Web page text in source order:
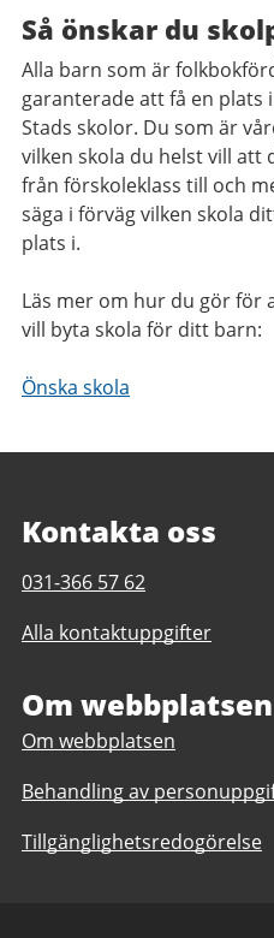
Så önskar du
Alla barn som är
garanterade att få en plats
Stads skolor. Du som är
vilken skola du helst vill att
från förskoleklass till och
säga i förväg vilken skola
plats i.
Läs mer om hur du gör för
vill byta skola för ditt barn:
Önska skola
Kontakta oss
Telefonnummer
Asperöskolan
3
031-366 57 62
Alla kontaktuppgifter
Om webbplatsen
Om webbplatsen
Behandling av
Tillgänglighetsredogörelse